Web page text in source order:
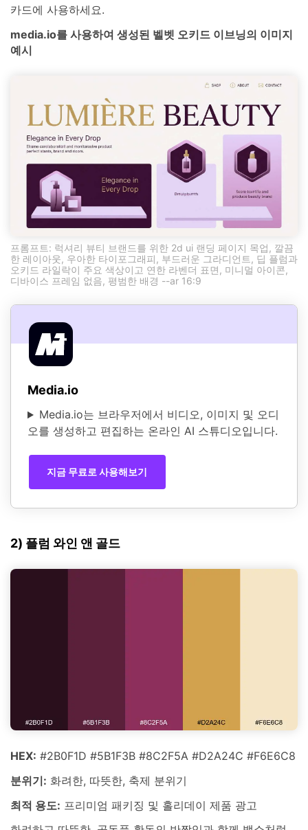
카드에 사용하세요.
media.io를 사용하여 생성된 벨벳 오키드 이브닝의 이미지
예시
프롬프트: 럭셔리 뷰티 브랜드를 위한 2d ui 랜딩 페이지 목업, 깔끔
한 레이아웃, 우아한 타이포그래피, 부드러운 그라디언트, 딥 플럼과
오키드 라일락이 주요 색상이고 연한 라벤더 표면, 미니멀 아이콘,
디바이스 프레임 없음, 평범한 배경 --ar 16:9
Media.io
Media.io는 브라우저에서 비디오, 이미지 및 오디
오를 생성하고 편집하는 온라인 AI 스튜디오입니다.
지금 무료로 사용해보기
2) 플럼 와인 앤 골드
HEX: #2B0F1D #5B1F3B #8C2F5A #D2A24C #F6E6C8
분위기: 화려한, 따뜻한, 축제 분위기
최적 용도: 프리미엄 패키징 및 홀리데이 제품 광고